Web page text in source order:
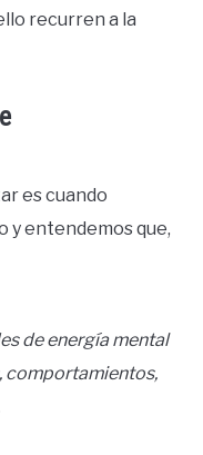
recurren a la
es cuando
y entendemos que,
de energía mental
comportamientos,